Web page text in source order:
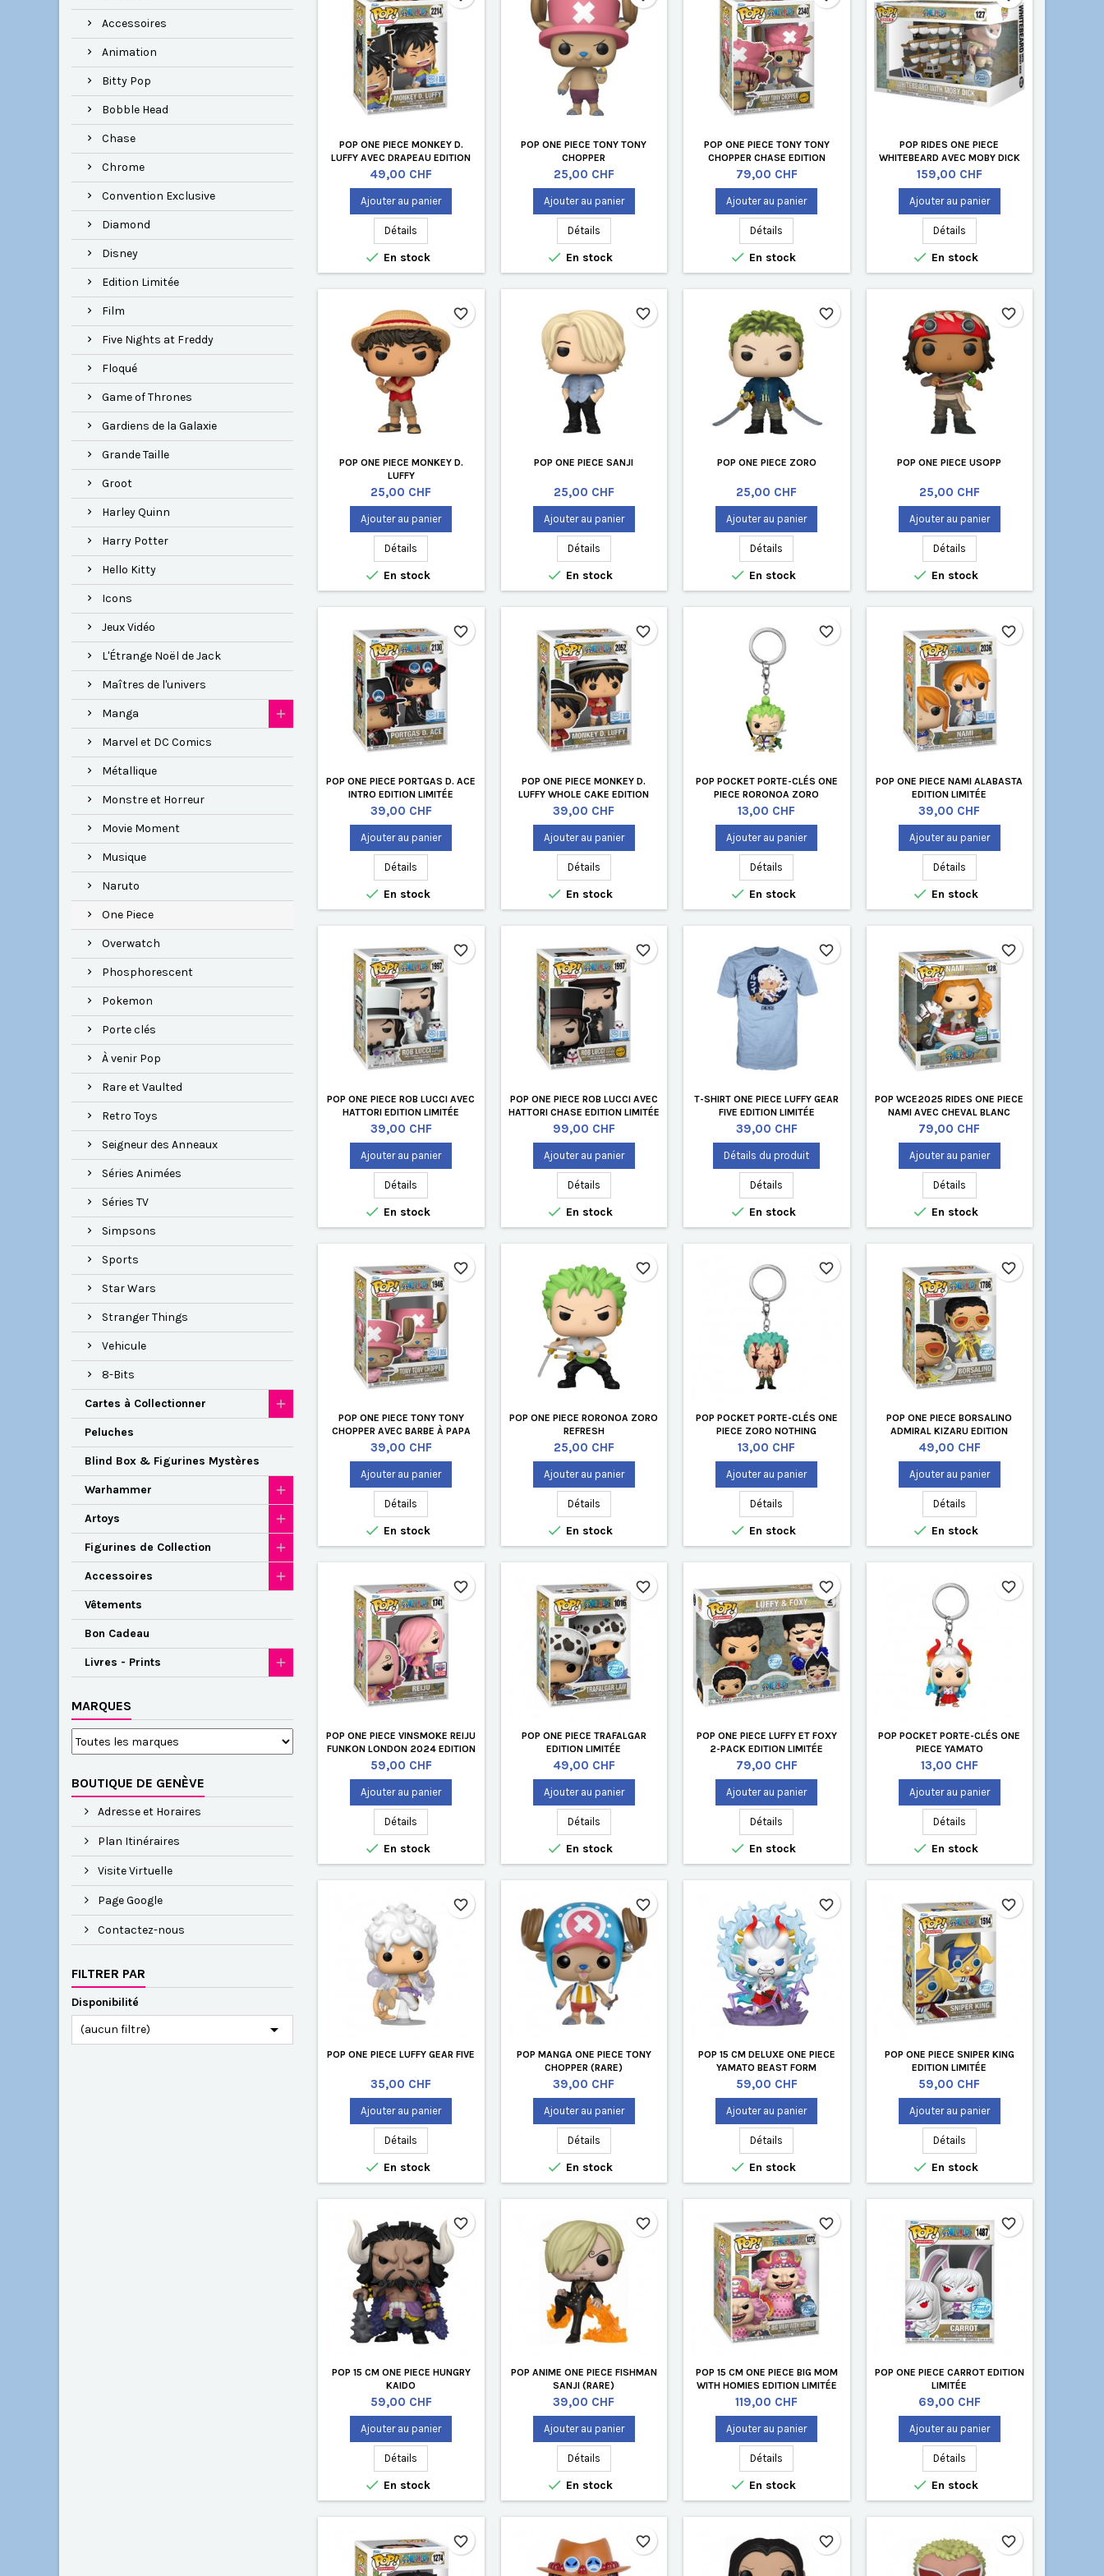
Accessoires
Animation
Bitty Pop
Bobble Head
Chase
Chrome
Convention Exclusive
Diamond
Disney
Edition Limitée
Film
Five Nights at Freddy
Floqué
Game of Thrones
Gardiens de la Galaxie
Grande Taille
Groot
Harley Quinn
Harry Potter
Hello Kitty
Icons
Jeux Vidéo
L'Étrange Noël de Jack
Maîtres de l'univers
Manga
Marvel et DC Comics
Métallique
Monstre et Horreur
Movie Moment
Musique
Naruto
One Piece
Overwatch
Phosphorescent
Pokemon
Porte clés
À venir Pop
Rare et Vaulted
Retro Toys
Seigneur des Anneaux
Séries Animées
Séries TV
Simpsons
Sports
Star Wars
Stranger Things
Vehicule
8-Bits
Cartes à Collectionner
Peluches
Blind Box & Figurines Mystères
Warhammer
Artoys
Figurines de Collection
Accessoires
Vêtements
Bon Cadeau
Livres - Prints
MARQUES
BOUTIQUE DE GENÈVE
Adresse et Horaires
Plan Itinéraires
Visite Virtuelle
Page Google
Contactez-nous
FILTRER PAR
Disponibilité
(aucun filtre)

POP ONE PIECE MONKEY D.
LUFFY AVEC DRAPEAU EDITION
LIMITÉE
Prix
49,00 CHF
Ajouter au panier
Détails
 En stock
POP ONE PIECE TONY TONY
CHOPPER
Prix
25,00 CHF
Ajouter au panier
Détails
 En stock
POP ONE PIECE TONY TONY
CHOPPER CHASE EDITION
LIMITÉE
Prix
79,00 CHF
Ajouter au panier
Détails
 En stock
POP RIDES ONE PIECE
WHITEBEARD AVEC MOBY DICK
EDITION LIMITÉE
Prix
159,00 CHF
Ajouter au panier
Détails
 En stock
POP ONE PIECE MONKEY D.
LUFFY
Prix
25,00 CHF
Ajouter au panier
Détails
 En stock
favorite_border
POP ONE PIECE SANJI
Prix
25,00 CHF
Ajouter au panier
Détails
 En stock
favorite_border
POP ONE PIECE ZORO
Prix
25,00 CHF
Ajouter au panier
Détails
 En stock
favorite_border
POP ONE PIECE USOPP
Prix
25,00 CHF
Ajouter au panier
Détails
 En stock
favorite_border
POP ONE PIECE PORTGAS D. ACE
INTRO EDITION LIMITÉE
Prix
39,00 CHF
Ajouter au panier
Détails
 En stock
favorite_border
POP ONE PIECE MONKEY D.
LUFFY WHOLE CAKE EDITION
LIMITÉE
Prix
39,00 CHF
Ajouter au panier
Détails
 En stock
favorite_border
POP POCKET PORTE-CLÉS ONE
PIECE RORONOA ZORO
Prix
13,00 CHF
Ajouter au panier
Détails
 En stock
favorite_border
POP ONE PIECE NAMI ALABASTA
EDITION LIMITÉE
Prix
39,00 CHF
Ajouter au panier
Détails
 En stock
favorite_border
POP ONE PIECE ROB LUCCI AVEC
HATTORI EDITION LIMITÉE
Prix
39,00 CHF
Ajouter au panier
Détails
 En stock
favorite_border
POP ONE PIECE ROB LUCCI AVEC
HATTORI CHASE EDITION LIMITÉE
Prix
99,00 CHF
Ajouter au panier
Détails
 En stock
favorite_border
T-SHIRT ONE PIECE LUFFY GEAR
FIVE EDITION LIMITÉE
Prix
39,00 CHF
Détails du produit
Détails
 En stock
favorite_border
POP WCE2025 RIDES ONE PIECE
NAMI AVEC CHEVAL BLANC
HOBBY EDITION LIMITÉE
Prix
79,00 CHF
Ajouter au panier
Détails
 En stock
favorite_border
POP ONE PIECE TONY TONY
CHOPPER AVEC BARBE À PAPA
EDITION LIMITÉE
Prix
39,00 CHF
Ajouter au panier
Détails
 En stock
favorite_border
POP ONE PIECE RORONOA ZORO
REFRESH
Prix
25,00 CHF
Ajouter au panier
Détails
 En stock
favorite_border
POP POCKET PORTE-CLÉS ONE
PIECE ZORO NOTHING
HAPPENED
Prix
13,00 CHF
Ajouter au panier
Détails
 En stock
favorite_border
POP ONE PIECE BORSALINO
ADMIRAL KIZARU EDITION
LIMITÉE
Prix
49,00 CHF
Ajouter au panier
Détails
 En stock
favorite_border
POP ONE PIECE VINSMOKE REIJU
FUNKON LONDON 2024 EDITION
LIMITÉE
Prix
59,00 CHF
Ajouter au panier
Détails
 En stock
favorite_border
POP ONE PIECE TRAFALGAR
EDITION LIMITÉE
Prix
49,00 CHF
Ajouter au panier
Détails
 En stock
favorite_border
POP ONE PIECE LUFFY ET FOXY
2-PACK EDITION LIMITÉE
Prix
79,00 CHF
Ajouter au panier
Détails
 En stock
favorite_border
POP POCKET PORTE-CLÉS ONE
PIECE YAMATO
Prix
13,00 CHF
Ajouter au panier
Détails
 En stock
favorite_border
POP ONE PIECE LUFFY GEAR FIVE
Prix
35,00 CHF
Ajouter au panier
Détails
 En stock
favorite_border
POP MANGA ONE PIECE TONY
CHOPPER (RARE)
Prix
39,00 CHF
Ajouter au panier
Détails
 En stock
favorite_border
POP 15 CM DELUXE ONE PIECE
YAMATO BEAST FORM
Prix
59,00 CHF
Ajouter au panier
Détails
 En stock
favorite_border
POP ONE PIECE SNIPER KING
EDITION LIMITÉE
Prix
59,00 CHF
Ajouter au panier
Détails
 En stock
favorite_border
POP 15 CM ONE PIECE HUNGRY
KAIDO
Prix
59,00 CHF
Ajouter au panier
Détails
 En stock
favorite_border
POP ANIME ONE PIECE FISHMAN
SANJI (RARE)
Prix
39,00 CHF
Ajouter au panier
Détails
 En stock
favorite_border
POP 15 CM ONE PIECE BIG MOM
WITH HOMIES EDITION LIMITÉE
Prix
119,00 CHF
Ajouter au panier
Détails
 En stock
favorite_border
POP ONE PIECE CARROT EDITION
LIMITÉE
Prix
69,00 CHF
Ajouter au panier
Détails
 En stock
favorite_border
favorite_border favorite_border favorite_border favorite_border